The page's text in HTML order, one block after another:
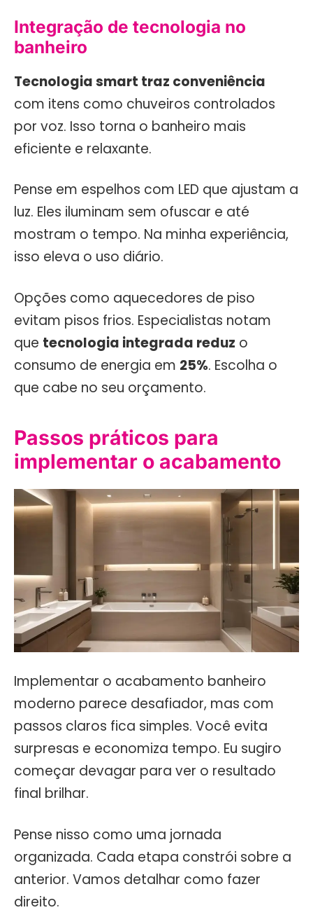
Integração de tecnologia no
banheiro
Tecnologia smart traz conveniência
com itens como chuveiros controlados
por voz. Isso torna o banheiro mais
eficiente e relaxante.
Pense em espelhos com LED que ajustam a
luz. Eles iluminam sem ofuscar e até
mostram o tempo. Na minha experiência,
isso eleva o uso diário.
Opções como aquecedores de piso
evitam pisos frios. Especialistas notam
que tecnologia integrada reduz o
consumo de energia em 25%. Escolha o
que cabe no seu orçamento.
Passos práticos para
implementar o acabamento
Implementar o acabamento banheiro
moderno parece desafiador, mas com
passos claros fica simples. Você evita
surpresas e economiza tempo. Eu sugiro
começar devagar para ver o resultado
final brilhar.
Pense nisso como uma jornada
organizada. Cada etapa constrói sobre a
anterior. Vamos detalhar como fazer
direito.